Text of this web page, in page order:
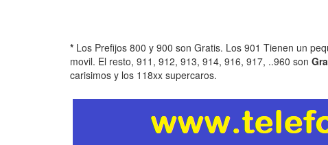
* Los Prefijos 800 y 900 son Gratis. Los 901 Tienen un
movil. El resto, 911, 912, 913, 914, 916, 917, ..960 son
carisimos y los 118xx supercaros.